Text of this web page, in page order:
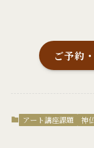
ご予約
アート講座課題 神